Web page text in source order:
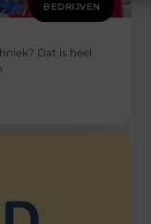
BEDRIJVEN
Dat is heel